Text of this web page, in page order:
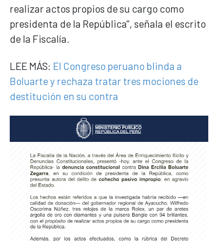
realizar actos propios de su cargo como
presidenta de la República", señala el escrito
de la Fiscalía.
LEE MÁS: El Congreso peruano blinda a
Boluarte y rechaza tratar tres mociones de
destitución en su contra